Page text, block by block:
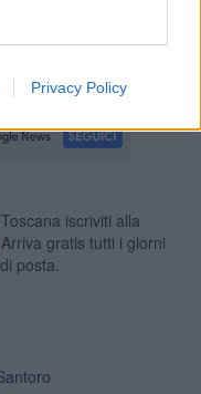
Privacy Policy
la meglio e crea
iscriviti alla
Arriva gratis tutti i giorni
posta.